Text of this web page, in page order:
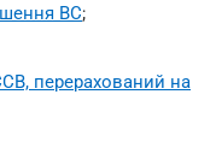
ВС;
перерахований на